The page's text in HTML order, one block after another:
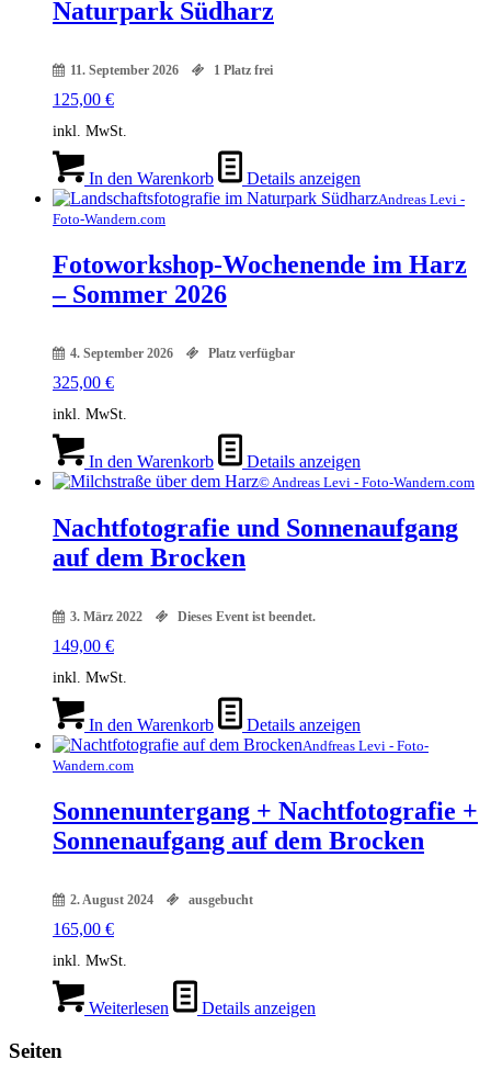
Naturpark Südharz
11. September 2026 1 Platz frei
125,00 €
inkl. MwSt.
In den Warenkorb Details anzeigen
Andreas Levi -
Foto-Wandern.com
Fotoworkshop-Wochenende im Harz
– Sommer 2026
4. September 2026 Platz verfügbar
325,00 €
inkl. MwSt.
In den Warenkorb Details anzeigen
© Andreas Levi - Foto-Wandern.com
Nachtfotografie und Sonnenaufgang
auf dem Brocken
3. März 2022 Dieses Event ist beendet.
149,00 €
inkl. MwSt.
In den Warenkorb Details anzeigen
Andfreas Levi - Foto-
Wandern.com
Sonnenuntergang + Nachtfotografie +
Sonnenaufgang auf dem Brocken
2. August 2024 ausgebucht
165,00 €
inkl. MwSt.
Weiterlesen Details anzeigen
Seiten